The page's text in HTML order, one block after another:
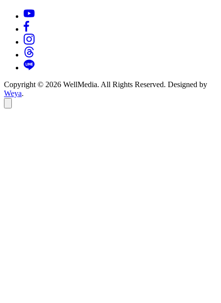
Copyright © 2026 WellMedia. All Rights Reserved. Designed by
Weya.